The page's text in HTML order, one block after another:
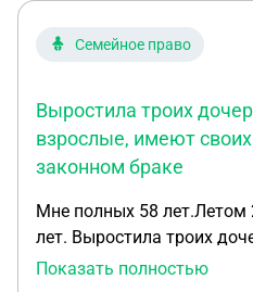
5 лет они ни разу не
ситуации чтобы не
Семейное право
Выростила троих
взрослые, имеют своих
законном браке
Мне полных 58 лет.Летом
лет. Выростила троих
взрослые,имеют своих
Показать полностью